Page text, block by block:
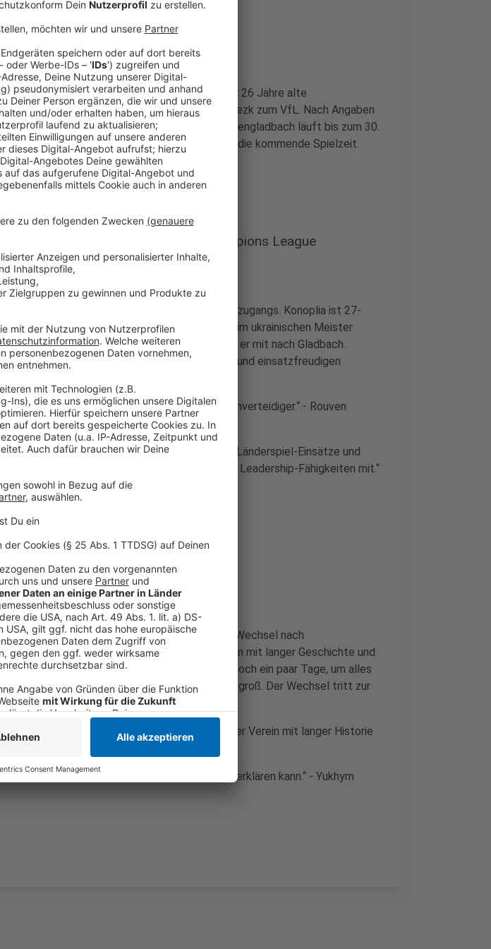
neuen Außenverteidiger
hat Yukhym Konoplia verpflichtet. Der 26 Jahre alte
zur Saison 2026/27 von Schachtar Donezk zum VfL. Nach Angaben
der Ukrainer ablösefrei. Sein Vertrag in Mönchengladbach läuft bis zum 30.
Transfer verstärkt Borussia die Defensive für die kommende Spielzeit.
Außenverteidiger-Position zuhause.
Meisterschaft, Nationalteam und Champions League
der Verpflichtung auf die Erfahrung des Neuzugangs. Konoplia ist 27-
Nationalspieler. Dazu war er Stammspieler beim ukrainischen Meister
Auch Einsätze in der Champions League bringt er mit nach Gladbach.
Schröder beschreibt ihn als körperlich starken und einsatzfreudigen
starker, spiel- und einsatzfreudiger Außenverteidiger.“ - Rouven
beim Ukrainischen Meister, durch regelmäßige Länderspiel-Einsätze und
League bringt er einiges an Erfahrung und Leadership-Fähigkeiten mit.“
Sportchef.
auf Borussia
spricht von vielen Emotionen rund um den Wechsel nach
Konoplia bezeichnet Borussia als großen Verein mit langer Geschichte und
Nach seinen Worten brauche es noch ein paar Tage, um alles
Die Vorfreude auf die Zeit beim VfL sei aber groß. Der Wechsel tritt zur
zu Borussia zu wechseln. Es ist ein sehr großer Verein mit langer Historie
sehr viele Emotionen, die ich gar nicht so richtig erklären kann.“ - Yukhym